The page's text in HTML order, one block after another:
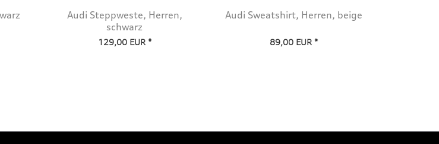
Audi Steppweste, Herren,
schwarz
129,00 EUR *
Audi Sweatshirt, Herren, beige
89,00 EUR *